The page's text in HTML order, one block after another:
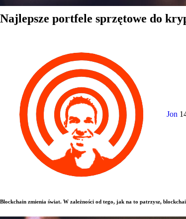
Najlepsze portfele sprzętowe do
Jon
Blockchain zmienia świat. W zależności od tego, jak na to patrzysz,